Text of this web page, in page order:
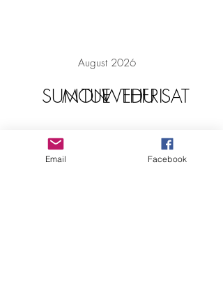
August 2026
SUNMON
TUEWED
THU
FRISAT
Email Facebook